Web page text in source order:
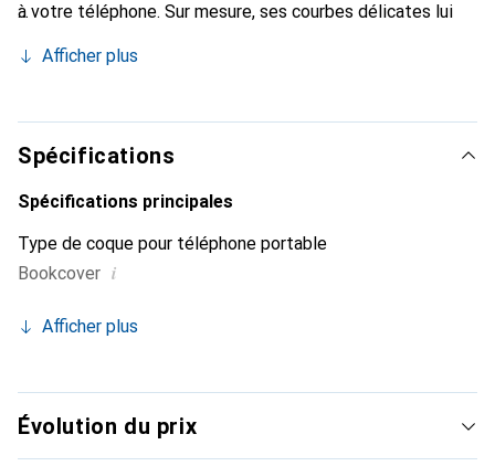
à votre téléphone. Sur mesure, ses courbes délicates lui
l'accessoire chic et indispensable pour votre smartphone.
haute qualité, la marque Noreve est un choix sûr pour une
clientèle exigeante.
Afficher plus
Spécifications
Spécifications principales
Type de coque pour téléphone portable
Bookcover i
Afficher plus
Évolution du prix